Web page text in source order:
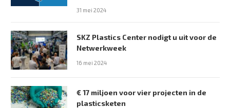
31 mei 2024
SKZ Plastics Center nodigt u uit voor de
Netwerkweek
16 mei 2024
€ 17 miljoen voor vier projecten in de
plasticsketen